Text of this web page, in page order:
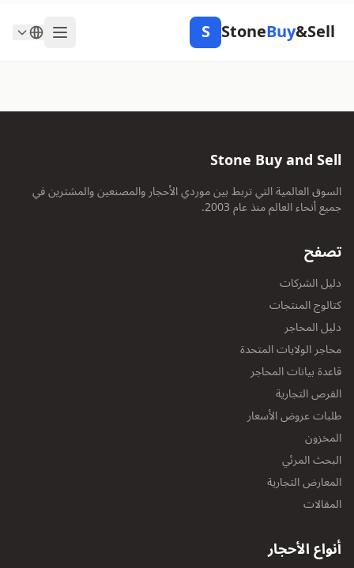
S StoneBuy&Sell
Stone Buy and Sell
السوق العالمية التي تربط بين موردي الأحجار والمصنعين والمشترين في
جميع أنحاء العالم منذ عام 2003.
تصفح
دليل الشركات
كتالوج المنتجات
دليل المحاجر
محاجر الولايات المتحدة
قاعدة بيانات المحاجر
الفرص التجارية
طلبات عروض الأسعار
المخزون
البحث المرئي
المعارض التجارية
المقالات
أنواع الأحجار